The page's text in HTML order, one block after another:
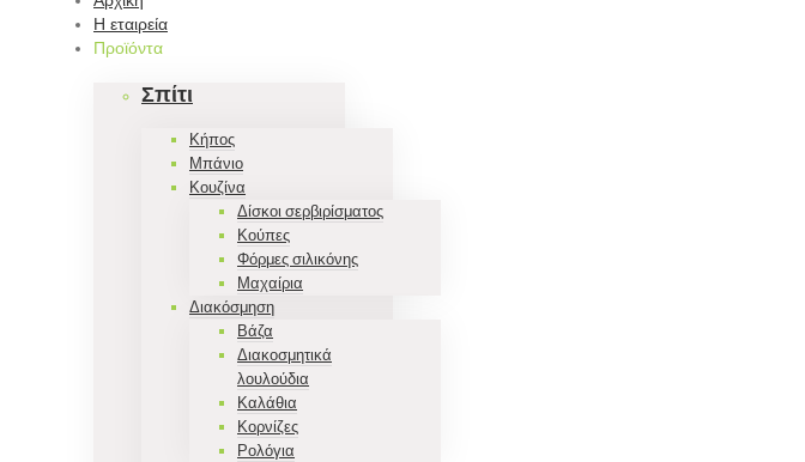
Η εταιρεία
Προϊόντα
Σπίτι
Κήπος
Μπάνιο
Κουζίνα
Δίσκοι σερβιρίσματος
Κούπες
Φόρμες σιλικόνης
Μαχαίρια
Διακόσμηση
Βάζα
Διακοσμητικά
λουλούδια
Καλάθια
Κορνίζες
Ρολόγια